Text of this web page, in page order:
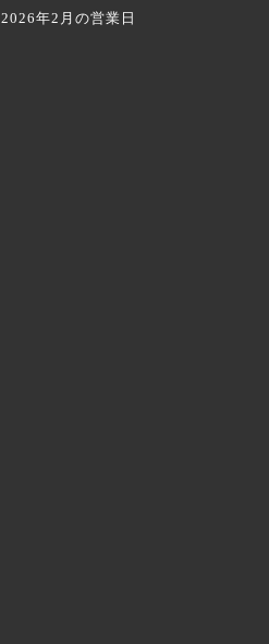
2026年2月の営業日